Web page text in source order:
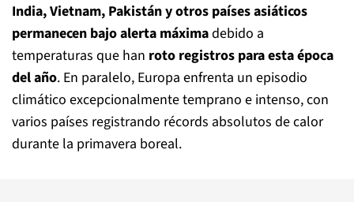
India, Vietnam, Pakistán y otros países asiáticos
permanecen bajo alerta máximadebido a
temperaturas que han roto registros para esta época
del año. En paralelo, Europa enfrenta un episodio
climático excepcionalmente temprano e intenso, con
varios países registrando récords absolutos de calor
durante la primavera boreal.